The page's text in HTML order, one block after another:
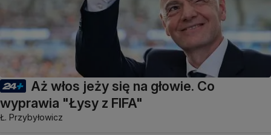
Aż włos jeży się na głowie. Co
wyprawia "Łysy z FIFA"
Ł. Przybyłowicz